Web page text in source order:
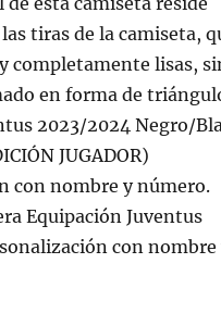
tiras de la camiseta,
completamente lisas,
en forma de
2023/2024 Negro/
JUGADOR)
con nombre y número.
Equipación Juventus
con nombre